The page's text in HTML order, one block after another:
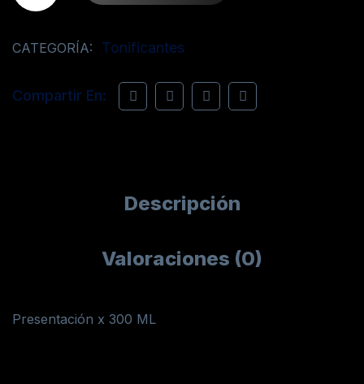
CATEGORÍA: Tonificantes
Compartir En:
Descripción
Valoraciones (0)
Presentación x 300 ML